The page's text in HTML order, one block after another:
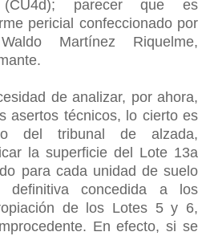
(CU4d); parecer que es
pericial confeccionado por
Martínez Riquelme,
de analizar, por ahora,
asertos técnicos, lo cierto es
del tribunal de alzada,
la superficie del Lote 13a
para cada unidad de suelo
definitiva concedida a los
de los Lotes 5 y 6,
En efecto, si se